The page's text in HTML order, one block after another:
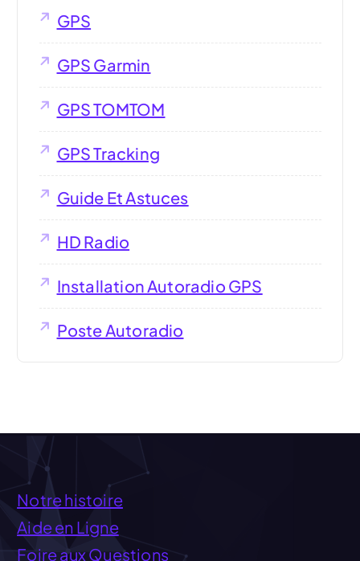
GPS
GPS Garmin
GPS TOMTOM
GPS Tracking
Guide Et Astuces
HD Radio
Installation Autoradio GPS
Poste Autoradio
Notre histoire
Aide en Ligne
Foire aux Questions